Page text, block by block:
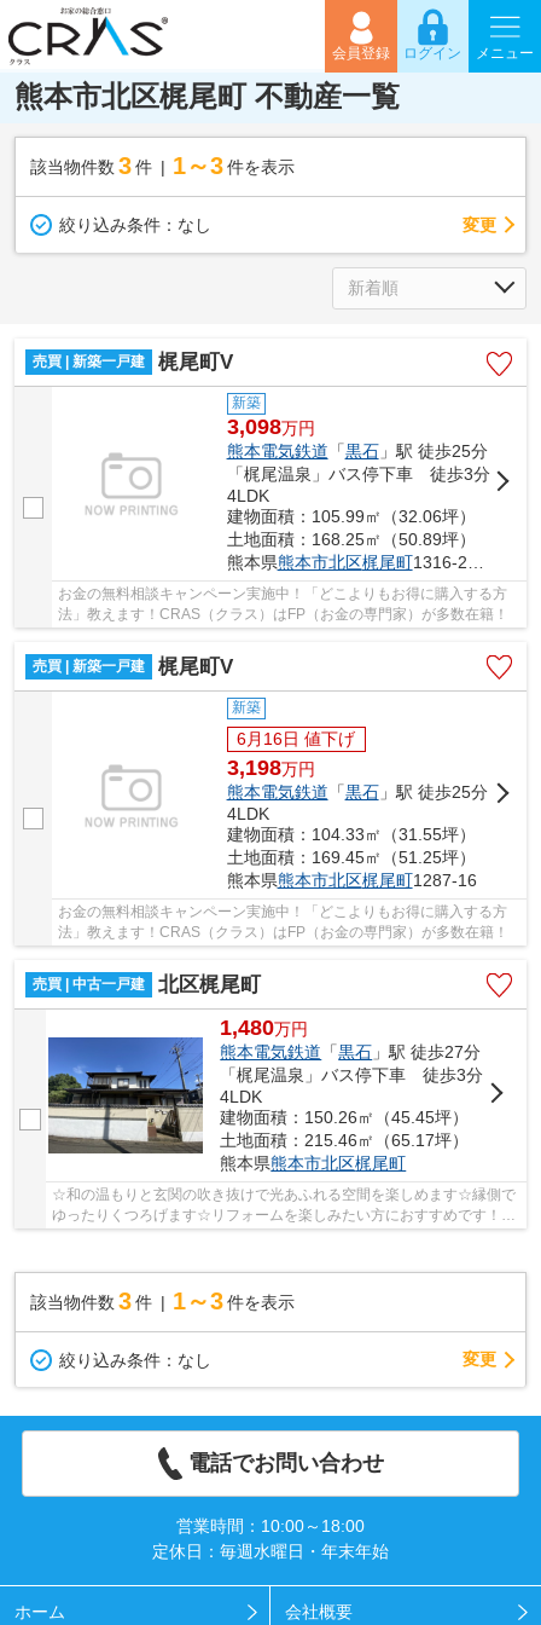
会員登録 ログイン メニュー
熊本市北区梶尾町 不動産一覧
該当物件数 3件 1～3 件を表示
絞り込み条件： なし 変更
売買 | 新築一戸建 梶尾町V
新築
3,098万円
熊本電気鉄道 「黒石」駅 徒歩25分
「梶尾温泉」バス停下車 徒歩3分
4LDK
建物面積：105.99㎡（32.06坪）
土地面積：168.25㎡（50.89坪）
熊本県熊本市北区梶尾町1316-2 付近（南側）
お金の無料相談キャンペーン実施中！「どこよりもお得に購入する方
法」教えます！CRAS（クラス）はFP（お金の専門家）が多数在籍！
売買 | 新築一戸建 梶尾町V
新築
6月16日 値下げ
3,198万円
熊本電気鉄道 「黒石」駅 徒歩25分
4LDK
建物面積：104.33㎡（31.55坪）
土地面積：169.45㎡（51.25坪）
熊本県熊本市北区梶尾町1287-16
お金の無料相談キャンペーン実施中！「どこよりもお得に購入する方
法」教えます！CRAS（クラス）はFP（お金の専門家）が多数在籍！
売買 | 中古一戸建 北区梶尾町
1,480万円
熊本電気鉄道 「黒石 」駅 徒歩27分
「梶尾温泉」バス停下車 徒歩3分
4LDK
建物面積：150.26㎡（45.45坪）
土地面積：215.46㎡（65.17坪）
熊本県熊本市北区梶尾町
☆和の温もりと玄関の吹き抜けで光あふれる空間を楽しめます☆縁側で
ゆったりくつろげます☆リフォームを楽しみたい方におすすめです！☆
該当物件数 3件 1～3 件を表示
絞り込み条件： なし 変更
電話でお問い合わせ
営業時間：10:00～18:00
定休日：毎週水曜日・年末年始
ホーム 会社概要